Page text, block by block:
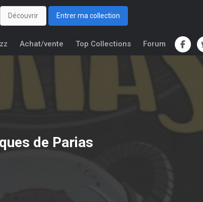
Découvrir Entrer ma collection
Achat/vente Top Collections Forum
de Parias